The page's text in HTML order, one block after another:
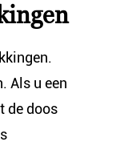
Als u een
de doos